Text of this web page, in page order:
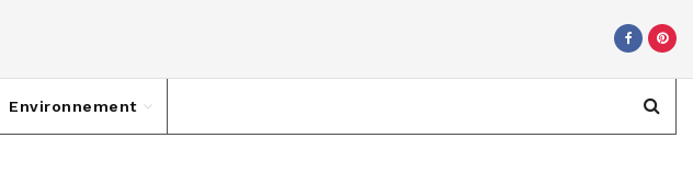
Environnement